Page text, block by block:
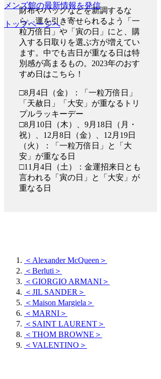
財布やバッグなどを新調するな
ら、運を引き寄せられるよう「一
粒万倍日」や「寅の日」にと、購
入する日取りを選ぶ方が増えてい
ます。中でも吉日が重なる日は特
別感が高まるもの。2023年のおす
すめ日はこちら！
□8月4日（金）：「一粒万倍日」
「天赦日」「大安」が重なるトリ
プルラッキーデー
□8月10日（木）、9月18日（月・
祝）、12月8日（金）、12月19日
（火）：「一粒万倍日」と「大
安」が重なる日
□11月4日（土）：金運招来日とも
言われる「寅の日」と「大安」が
重なる日
＜Alexander McQueen＞
＜Berluti＞
＜GIORGIO ARMANI＞
＜JIL SANDER＞
＜Maison Margiela＞
＜MARNI＞
＜SAINT LAURENT＞
＜THOM BROWNE＞
＜VALENTINO＞
メンズ館の最新情報を発信
トップページへ